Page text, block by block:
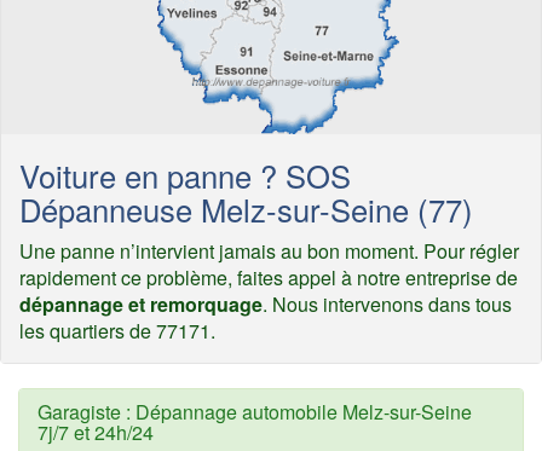
Voiture en panne ? SOS
Dépanneuse Melz-sur-Seine (77)
Une panne n’intervient jamais au bon moment. Pour régler
rapidement ce problème, faites appel à notre entreprise de
dépannage et remorquage. Nous intervenons dans tous
les quartiers de 77171.
Garagiste : Dépannage automobile Melz-sur-Seine
7j/7 et 24h/24